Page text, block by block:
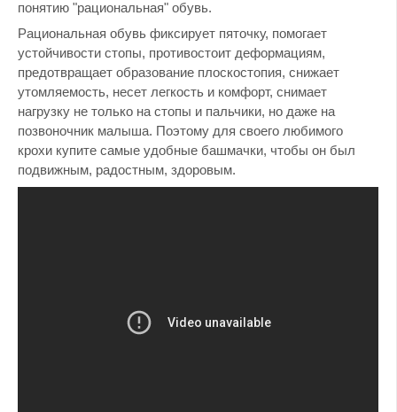
понятию "рациональная" обувь.
Рациональная обувь фиксирует пяточку, помогает
устойчивости стопы, противостоит деформациям,
предотвращает образование плоскостопия, снижает
утомляемость, несет легкость и комфорт, снимает
нагрузку не только на стопы и пальчики, но даже на
позвоночник малыша. Поэтому для своего любимого
крохи купите самые удобные башмачки, чтобы он был
подвижным, радостным, здоровым.